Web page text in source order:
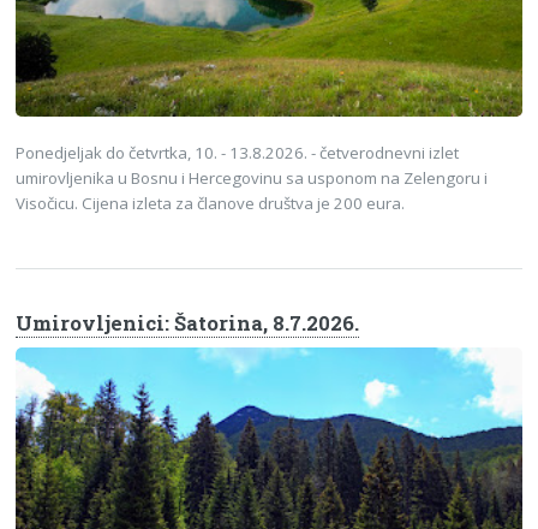
Ponedjeljak do četvrtka, 10. - 13.8.2026. - četverodnevni izlet
umirovljenika u Bosnu i Hercegovinu sa usponom na Zelengoru i
Visočicu. Cijena izleta za članove društva je 200 eura.
Umirovljenici: Šatorina, 8.7.2026.